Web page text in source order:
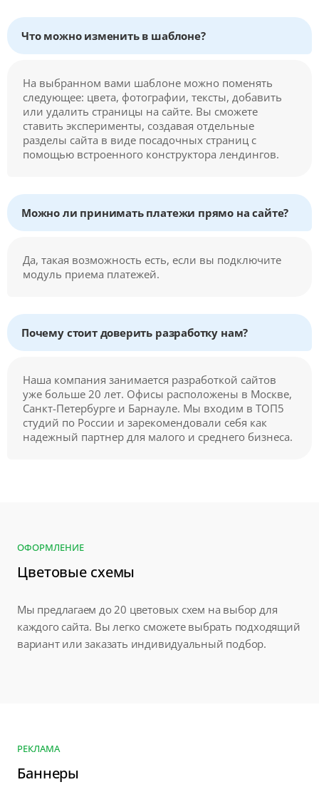
Что можно изменить в шаблоне?
На выбранном вами шаблоне можно поменять
следующее: цвета, фотографии, тексты, добавить
или удалить страницы на сайте. Вы сможете
ставить эксперименты, создавая отдельные
разделы сайта в виде посадочных страниц с
помощью встроенного конструктора лендингов.
Можно ли принимать платежи прямо на сайте?
Да, такая возможность есть, если вы подключите
модуль приема платежей.
Почему стоит доверить разработку нам?
Наша компания занимается разработкой сайтов
уже больше 20 лет. Офисы расположены в Москве,
Санкт-Петербурге и Барнауле. Мы входим в ТОП5
студий по России и зарекомендовали себя как
надежный партнер для малого и среднего бизнеса.
ОФОРМЛЕНИЕ
Цветовые схемы
Мы предлагаем до 20 цветовых схем на выбор для
каждого сайта. Вы легко сможете выбрать подходящий
вариант или заказать индивидуальный подбор.
РЕКЛАМА
Баннеры